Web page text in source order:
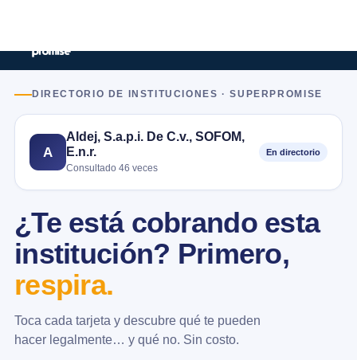
DIRECTORIO DE INSTITUCIONES · SUPERPROMISE
A
Aldej, S.a.p.i. De C.v., SOFOM,
E.n.r.
Consultado 46 veces
En directorio
¿Te está cobrando esta
institución? Primero,
respira.
Toca cada tarjeta y descubre qué te pueden
hacer legalmente… y qué no. Sin costo.